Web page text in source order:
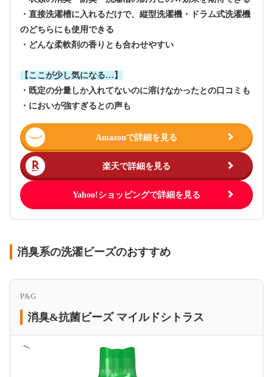
・直接洗濯槽に入れるだけで、縦型洗濯機・ドラム式洗濯機
のどちらにも使用できる
・どんな柔軟剤の香りとも合わせやすい
【ここが少し気になる…】
・既定の分量しか入れてないのに溶けなかったとの口コミも
・においが強すぎるとの声も
Amazonで詳細を見る
楽天で詳細を見る
Yahoo!ショッピングで詳細を見る
消臭系の洗濯ビーズのおすすめ
P&G
消臭&抗菌ビーズ マイルドシトラス
＜